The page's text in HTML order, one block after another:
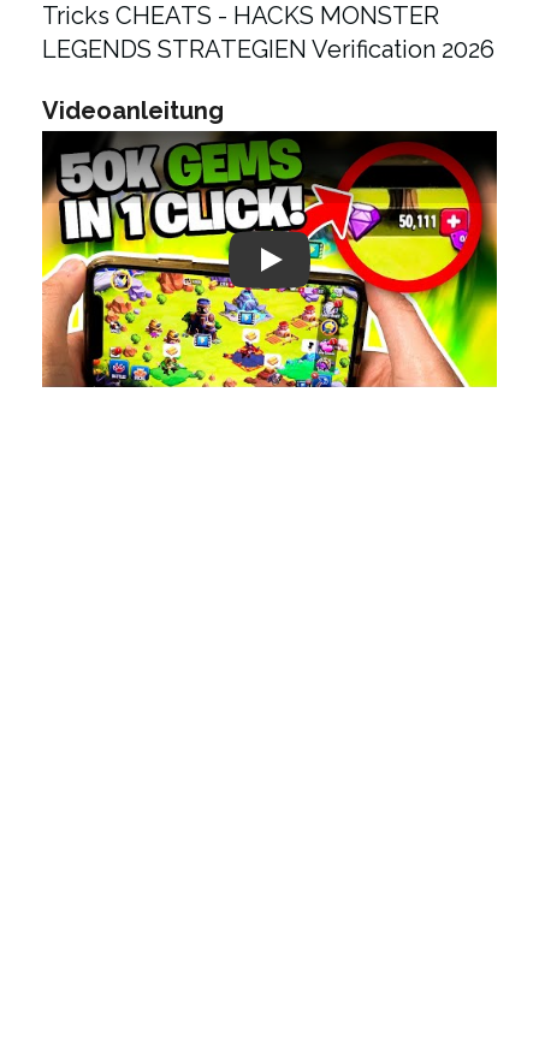
Tricks CHEATS - HACKS MONSTER
LEGENDS STRATEGIEN Verification 2026
Videoanleitung
Play: Keynote (Google I/O '18)